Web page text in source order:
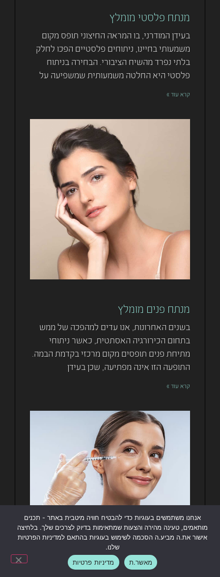
מנתח פלסטי מומלץ
בעידן המודרני, בו המראה החיצוני תופס מקום
משמעותי בחיינו, ניתוחים פלסטיים הפכו לחלק
בלתי נפרד מהשיח הציבורי. הבחירה בניתוח
פלסטי היא החלטה משמעותית שמשפיעה על
קרא עוד »
מנתח פנים מומלץ
בשנים האחרונות, אנו עדים למהפכה של ממש
בתחום הכירורגיה האסתטית, כאשר ניתוחי
מתיחת פנים תופסים מקום מרכזי בקדמת הבמה.
התופעה הזו אינה מפתיעה, שכן בעידן
קרא עוד »
ליצירת קשר / תיאום ייעוץ
אנחנו משתמשים בעוגיות כדי להבטיח חוויה מיטבית באתר - תכנים
מותאמים, טעינה מהירה והצעות שמתאימות בדיוק לצרכים שלך. בלחיצה
אישור את.ה מביע.ה הסכמה לשימוש בעוגיות בהתאם למדיניות הפרטיות
שלנו.
מאשר.ת
מדיניות פרטיות